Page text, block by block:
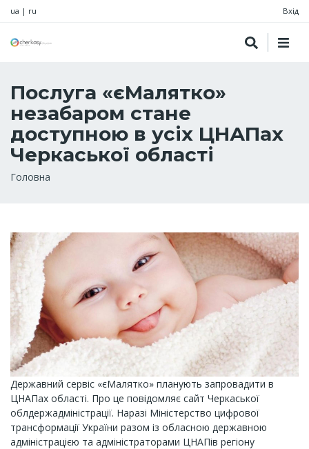
ua | ru Вхід
Послуга «єМалятко»
незабаром стане
доступною в усіх ЦНАПах
Черкаської області
Рядок
Головна
Державний сервіс «єМалятко» планують запровадити в
ЦНАПах області. Про це повідомляє сайт Черкаської
облдержадміністрації. Наразі Міністерство цифрової
трансформації України разом із обласною державною
адміністрацією та адміністраторами ЦНАПів регіону